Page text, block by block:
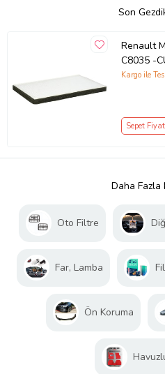
Son
Renault
C8035 -
E965LI-
Kargo ile
Sepet
Daha Fazla
Oto Filtre
Far, Lamba
Ön Koruma